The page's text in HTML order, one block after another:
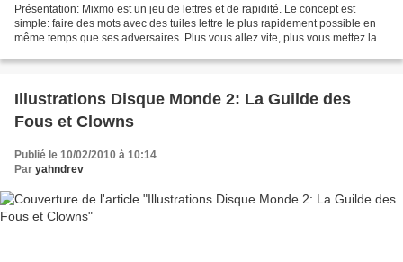
Présentation: Mixmo est un jeu de lettres et de rapidité. Le concept est
simple: faire des mots avec des tuiles lettre le plus rapidement possible en
même temps que ses adversaires. Plus vous allez vite, plus vous mettez la
Illustrations Disque Monde 2: La Guilde des
Fous et Clowns
Publié le 10/02/2010 à 10:14
Par yahndrev